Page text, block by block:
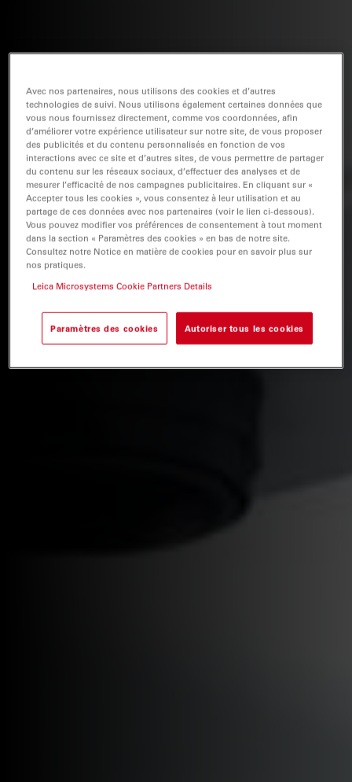
Avec nos partenaires, nous utilisons des cookies et d’autres
technologies de suivi. Nous utilisons également certaines données que
vous nous fournissez directement, comme vos coordonnées, afin
d’améliorer votre expérience utilisateur sur notre site, de vous proposer
des publicités et du contenu personnalisés en fonction de vos
interactions avec ce site et d’autres sites, de vous permettre de partager
du contenu sur les réseaux sociaux, d’effectuer des analyses et de
mesurer l’efficacité de nos campagnes publicitaires. En cliquant sur «
Accepter tous les cookies », vous consentez à leur utilisation et au
partage de ces données avec nos partenaires (voir le lien ci-dessous).
Vous pouvez modifier vos préférences de consentement à tout moment
dans la section « Paramètres des cookies » en bas de notre site.
Consultez notre Notice en matière de cookies pour en savoir plus sur
nos pratiques.
Leica Microsystems Cookie Partners Details
Paramètres des cookies Autoriser tous les cookies